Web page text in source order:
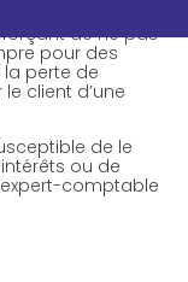
jusqu’à son
de ne pas
pour des
perte de
client d’une
de le
ou de
comptable